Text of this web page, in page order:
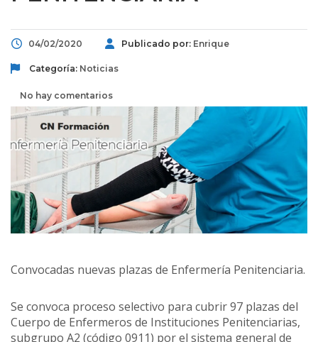
04/02/2020 Publicado por: Enrique
Categoría: Noticias
No hay comentarios
Convocadas nuevas plazas de Enfermería Penitenciaria.
Se convoca proceso selectivo para cubrir 97 plazas del
Cuerpo de Enfermeros de Instituciones Penitenciarias,
subgrupo A2 (código 0911) por el sistema general de